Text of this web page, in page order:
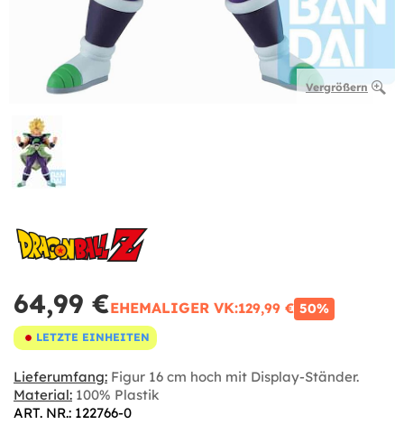
Vergrößern
64,99 €EHEMALIGER VK:129,99 € 50%
LETZTE EINHEITEN
Lieferumfang: Figur 16 cm hoch mit Display-Ständer.
Material: 100% Plastik
ART. NR.: 122766-0